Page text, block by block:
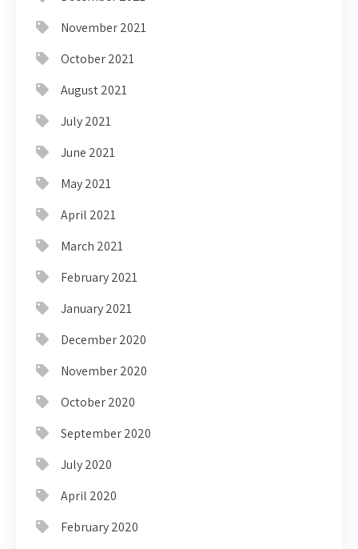
November 2021
October 2021
August 2021
July 2021
June 2021
May 2021
April 2021
March 2021
February 2021
January 2021
December 2020
November 2020
October 2020
September 2020
July 2020
April 2020
February 2020